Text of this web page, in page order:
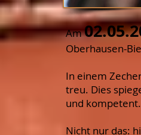
Am
Oberhausen-
In einem
treu. Dies
und kompetent.
Nicht nur das: